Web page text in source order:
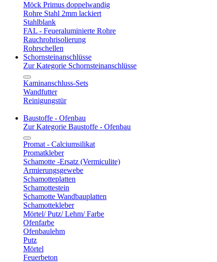
Möck Primus doppelwandig
Rohre Stahl 2mm lackiert
Stahlblank
FAL - Feueraluminierte Rohre
Rauchrohrisolierung
Rohrschellen
Schornsteinanschlüsse
Zur Kategorie Schornsteinanschlüsse
Kaminanschluss-Sets
Wandfutter
Reinigungstür
Baustoffe - Ofenbau
Zur Kategorie Baustoffe - Ofenbau
Promat - Calciumsilikat
Promatkleber
Schamotte -Ersatz (Vermiculite)
Armierungsgewebe
Schamotteplatten
Schamottestein
Schamotte Wandbauplatten
Schamottekleber
Mörtel/ Putz/ Lehm/ Farbe
Ofenfarbe
Ofenbaulehm
Putz
Mörtel
Feuerbeton